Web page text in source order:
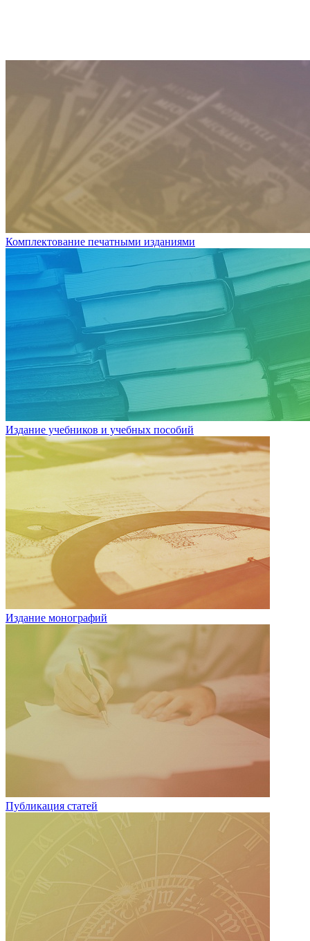
Комплектование печатными изданиями
Издание учебников и учебных пособий
Издание монографий
Публикация статей